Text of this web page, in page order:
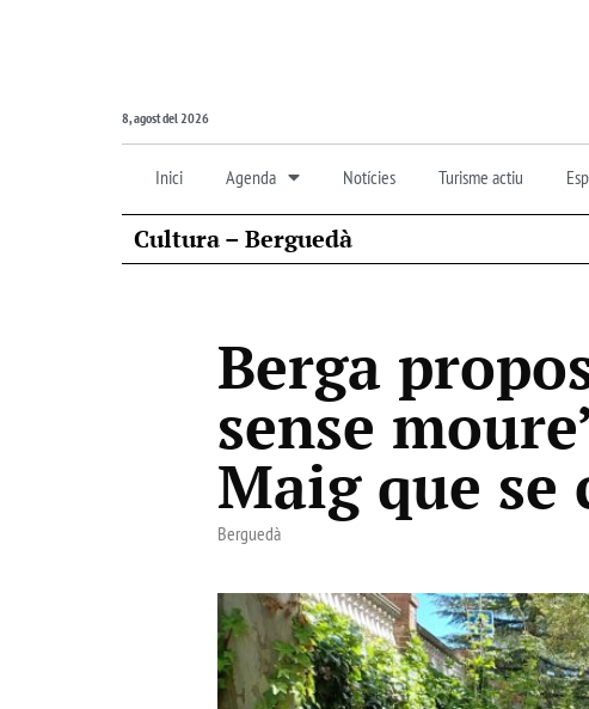
8, agost del 2026
Inici Agenda Notícies Turisme actiu
Cultura – Berguedà
Berga
sense
Maig que se
Berguedà